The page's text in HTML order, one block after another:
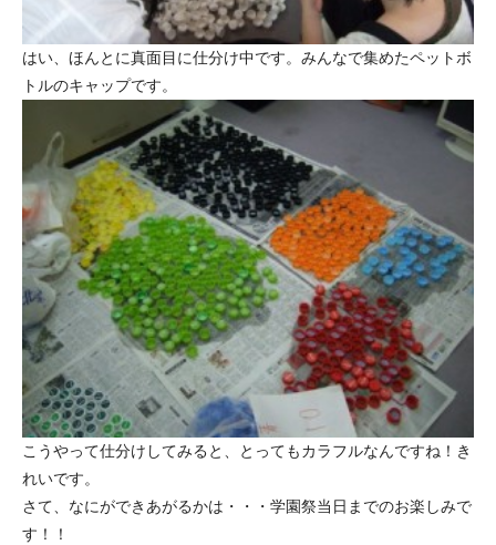
はい、ほんとに真面目に仕分け中です。みんなで集めたペットボ
トルのキャップです。
こうやって仕分けしてみると、とってもカラフルなんですね！き
れいです。
さて、なにができあがるかは・・・学園祭当日までのお楽しみで
す！！